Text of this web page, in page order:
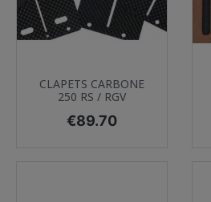
CLAPETS CARBONE
250 RS / RGV
Price
€89.70